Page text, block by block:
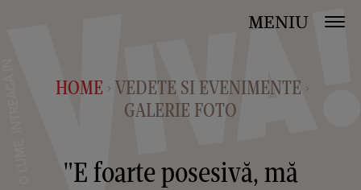
MENIU
HOME > VEDETE SI EVENIMENTE >
GALERIE FOTO
"E foarte posesivă, mă